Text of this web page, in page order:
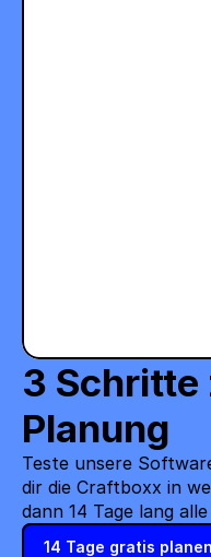
3
Planung
Teste unsere
dir die Craftboxx in
dann 14 Tage lang
14 Tage gratis planen